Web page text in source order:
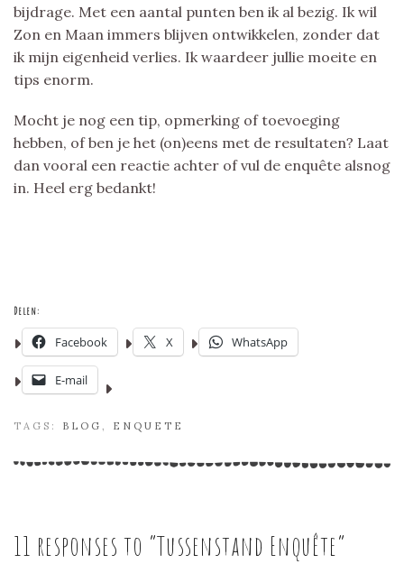
bijdrage. Met een aantal punten ben ik al bezig. Ik wil
Zon en Maan immers blijven ontwikkelen, zonder dat
ik mijn eigenheid verlies. Ik waardeer jullie moeite en
tips enorm.
Mocht je nog een tip, opmerking of toevoeging
hebben, of ben je het (on)eens met de resultaten? Laat
dan vooral een reactie achter of vul de enquête alsnog
in. Heel erg bedankt!
Delen:
Facebook X WhatsApp
E-mail
TAGS: BLOG , ENQUETE
11 responses to “Tussenstand Enquête”